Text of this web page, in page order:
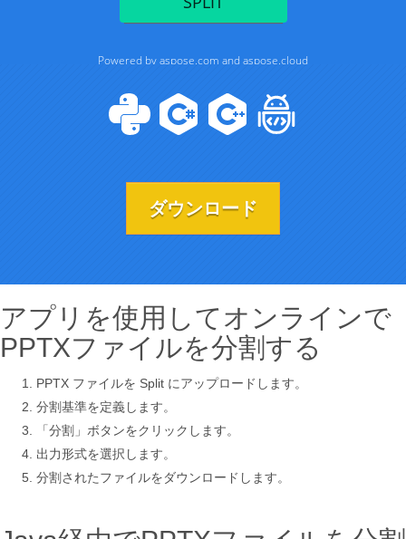
ダウンロード
アプリを使用してオンラインで
PPTXファイルを分割する
PPTX ファイルを Split にアップロードします。
分割基準を定義します。
「分割」ボタンをクリックします。
出力形式を選択します。
分割されたファイルをダウンロードします。